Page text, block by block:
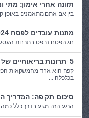
תזונה אחרי אימון:
בין אם אתם מתאמנים באופן
מתנות עובדים לפסח 2024 – אילו טרנדים מובילים השנה ?
חג הפסח נתפס בתרבות
5 יתרונות בריאותיים של קפה
קפה הוא אחד מהמשקאות
בכלכלה ...
סיכום תקופה: המדריך
הרגע הזה מגיע בדרך כלל כמה